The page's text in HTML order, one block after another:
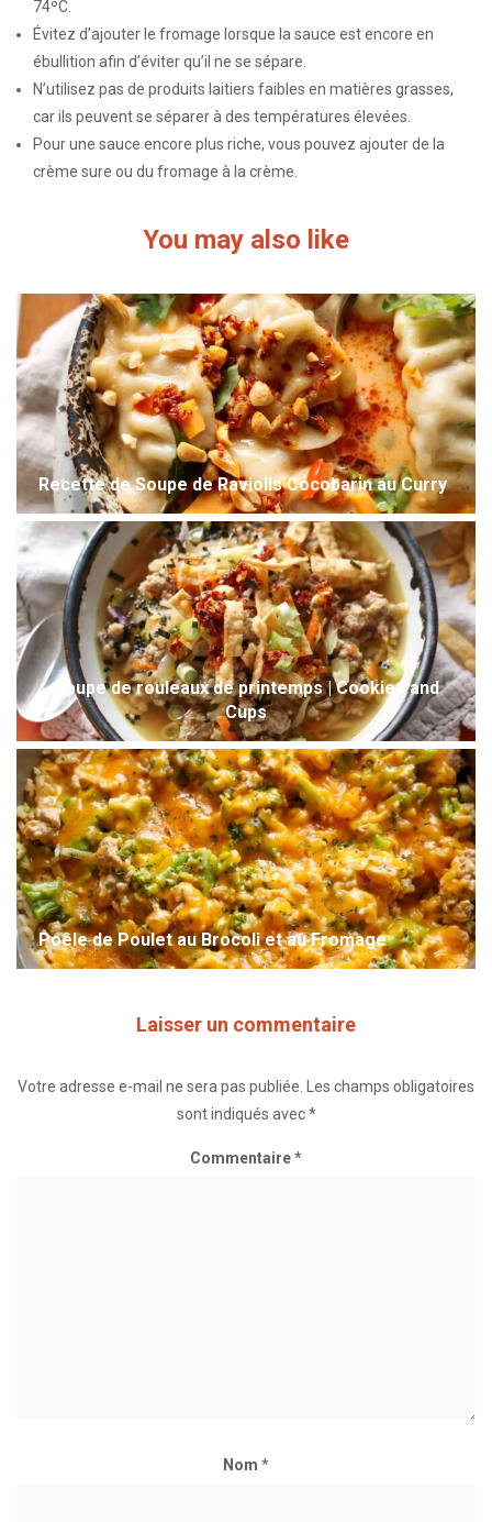
74ºC.
Évitez d’ajouter le fromage lorsque la sauce est encore en
ébullition afin d’éviter qu’il ne se sépare.
N’utilisez pas de produits laitiers faibles en matières grasses,
car ils peuvent se séparer à des températures élevées.
Pour une sauce encore plus riche, vous pouvez ajouter de la
crème sure ou du fromage à la crème.
You may also like
Recette de Soupe de Raviolis Cocobarin au Curry
Soupe de rouleaux de printemps | Cookies and
Cups
Poêle de Poulet au Brocoli et au Fromage
Laisser un commentaire
Votre adresse e-mail ne sera pas publiée.
Les champs obligatoires
sont indiqués avec*
Commentaire*
Nom *